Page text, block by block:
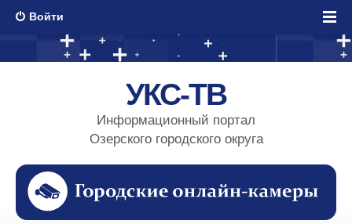
Войти
УКС-ТВ
Информационный портал
Озерского городского округа